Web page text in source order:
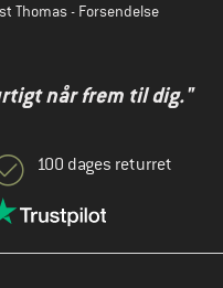
Thomas - Forsendelse
når frem til dig."
100 dages returret